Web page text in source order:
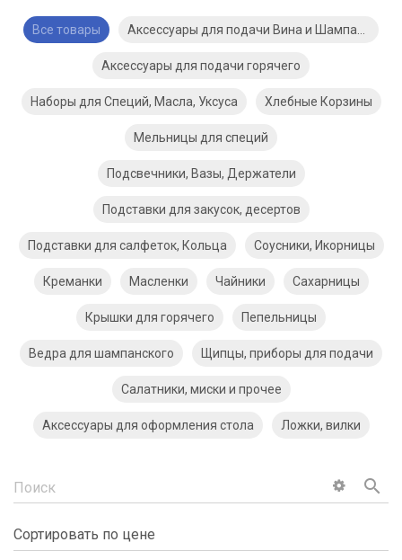
Все товары
Аксессуары для подачи горячего
Наборы для Специй, Масла, Уксуса Хлебные Корзины
Мельницы для специй
Подсвечники, Вазы, Держатели
Подставки для закусок, десертов
Подставки для салфеток, Кольца Соусники, Икорницы
Креманки Масленки Чайники Сахарницы
Крышки для горячего Пепельницы
Ведра для шампанского Щипцы, приборы для подачи
Салатники, миски и прочее
Аксессуары для оформления стола Ложки, вилки
search